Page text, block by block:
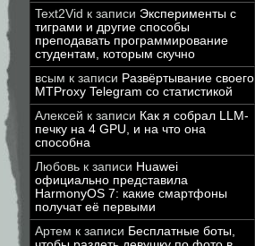
Text2Vid к записи Эксперименты с
тиграми и другие способы
преподавать программирование
студентам, которым скучно
всым к записи Развёртывание своего
MTProxy Telegram со статистикой
Алексей к записи Как я собрал LLM-
печку на 4 GPU, и на что она
способна
Любовь к записи Huawei
официально представила
HarmonyOS 7: какие смартфоны
получат её первыми
Артем к записи Бесплатные боты,